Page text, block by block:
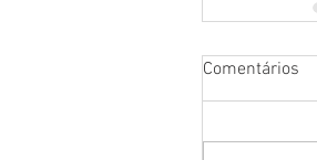
Comentários